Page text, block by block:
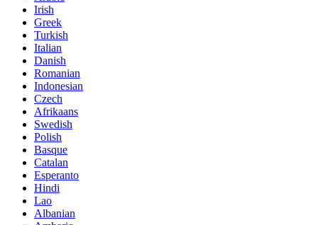
Irish
Greek
Turkish
Italian
Danish
Romanian
Indonesian
Czech
Afrikaans
Swedish
Polish
Basque
Catalan
Esperanto
Hindi
Lao
Albanian